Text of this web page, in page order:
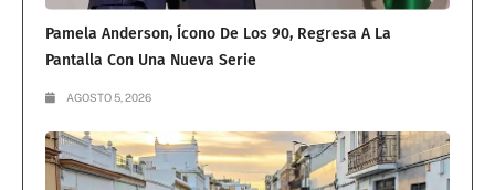
Pamela Anderson, Ícono De Los 90, Regresa A La
Pantalla Con Una Nueva Serie
AGOSTO 5, 2026